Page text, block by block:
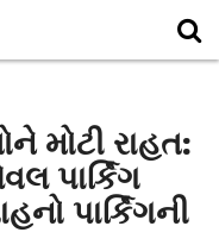
મોટી રાહત:
પાર્કિંગ
પાર્કિંગની